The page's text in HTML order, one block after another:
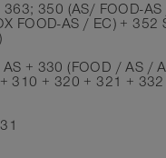
363; 350 (AS/ FOOD-
FOOD-AS / EC) + 352
+ 330 (FOOD / AS /
+ 310 + 320 + 321 +